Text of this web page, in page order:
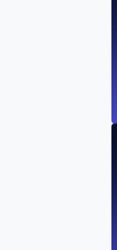
Study:
Deep Dive into